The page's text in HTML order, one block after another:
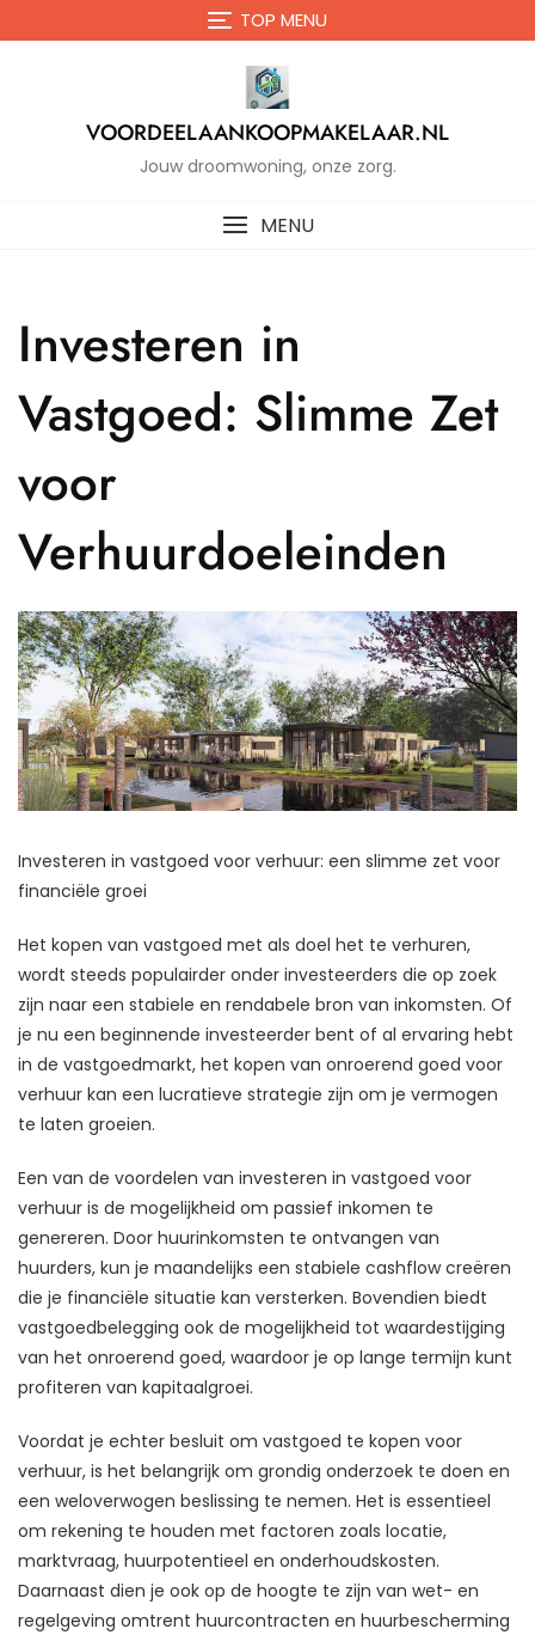
de
TOP MENU
VOORDEELAANKOOPMAKELAAR.NL
Jouw droomwoning, onze zorg.
MENU
Investeren in
Vastgoed: Slimme Zet
voor
Verhuurdoeleinden
Investeren in vastgoed voor verhuur: een slimme zet voor
financiële groei
Het kopen van vastgoed met als doel het te verhuren,
wordt steeds populairder onder investeerders die op zoek
zijn naar een stabiele en rendabele bron van inkomsten. Of
je nu een beginnende investeerder bent of al ervaring hebt
in de vastgoedmarkt, het kopen van onroerend goed voor
verhuur kan een lucratieve strategie zijn om je vermogen
te laten groeien.
Een van de voordelen van investeren in vastgoed voor
verhuur is de mogelijkheid om passief inkomen te
genereren. Door huurinkomsten te ontvangen van
huurders, kun je maandelijks een stabiele cashflow creëren
die je financiële situatie kan versterken. Bovendien biedt
vastgoedbelegging ook de mogelijkheid tot waardestijging
van het onroerend goed, waardoor je op lange termijn kunt
profiteren van kapitaalgroei.
Voordat je echter besluit om vastgoed te kopen voor
verhuur, is het belangrijk om grondig onderzoek te doen en
een weloverwogen beslissing te nemen. Het is essentieel
om rekening te houden met factoren zoals locatie,
marktvraag, huurpotentieel en onderhoudskosten.
Daarnaast dien je ook op de hoogte te zijn van wet- en
regelgeving omtrent huurcontracten en huurbescherming